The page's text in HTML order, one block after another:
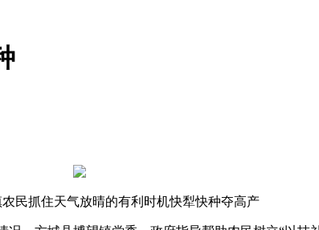
抓住天气放晴的有利时机快犁快种夺高产